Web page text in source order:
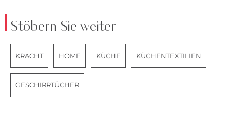
Stöbern Sie weiter
KRACHT HOME KÜCHE KÜCHENTEXTILIEN
GESCHIRRTÜCHER